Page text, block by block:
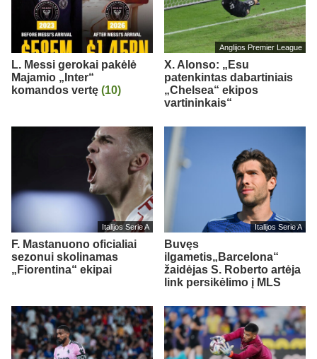
L. Messi gerokai pakėlė
Majamio „Inter“
komandos vertę (10)
Anglijos Premier League
X. Alonso: „Esu
patenkintas dabartiniais
„Chelsea“ ekipos
vartininkais“
Italijos Serie A
F. Mastanuono oficialiai
sezonui skolinamas
„Fiorentina“ ekipai
Italijos Serie A
Buvęs
ilgametis„Barcelona“
žaidėjas S. Roberto artėja
link persikėlimo į MLS